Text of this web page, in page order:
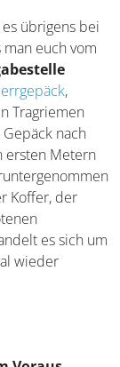
übrigens
man euch
,
Tragriemen
nach
ersten Metern
gesagt,
nach
Hierbei
die